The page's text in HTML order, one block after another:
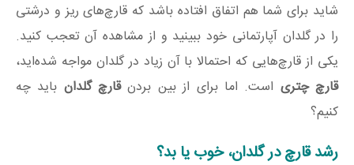
شاید برای شما هم اتفاق افتاده باشد که قارچ‌های ریز و درشتی
را در گلدان آپارتمانی خود ببینید و از مشاهده آن تعجب کنید.
یکی از قارچ‌هایی که احتمالا با آن زیاد در گلدان مواجه شده‌اید،
قارچ چتری است. اما برای از بین بردنقارچ گلدان باید چه
کنیم؟
رشد قارچ در گلدان، خوب یا بد؟